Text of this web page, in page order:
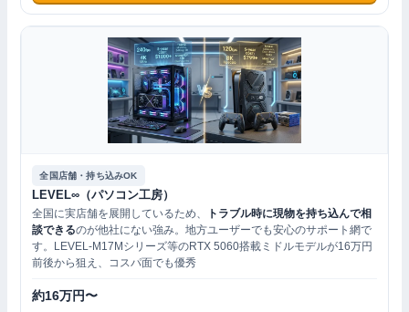
全国店舗・持ち込みOK
LEVEL∞（パソコン工房）
全国に実店舗を展開しているため、
トラブル時に現物を持ち込んで相
談できるのが他社にない強み。地方ユーザーでも安心のサポート網で
す。LEVEL-M17Mシリーズ等のRTX 5060搭載ミドルモデルが16万円
前後から狙え、コスパ面でも優秀
約16万円〜